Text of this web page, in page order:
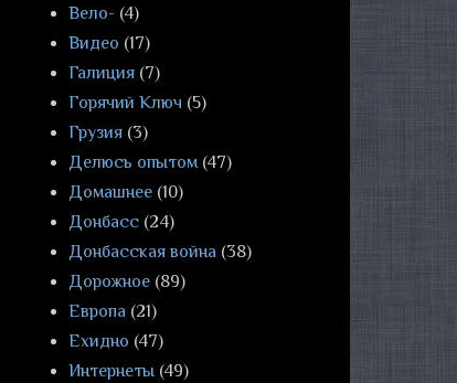
Вело- (4)
Видео (17)
Галиция (7)
Горячий Ключ (5)
Грузия (3)
Делюсь опытом (47)
Домашнее (10)
Донбасс (24)
Донбасская война (38)
Дорожное (89)
Европа (21)
Ехидно (47)
Интернеты (49)